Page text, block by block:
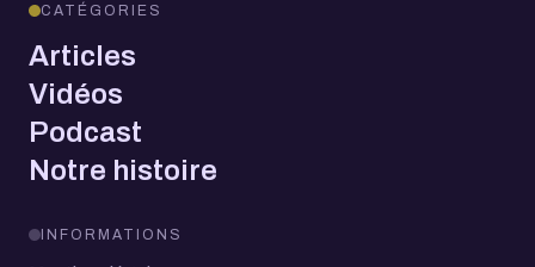
CATÉGORIES
Articles
Vidéos
Podcast
Notre histoire
INFORMATIONS